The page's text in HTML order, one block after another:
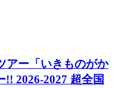
アー「いきものがか
!! 2026-2027 超全国